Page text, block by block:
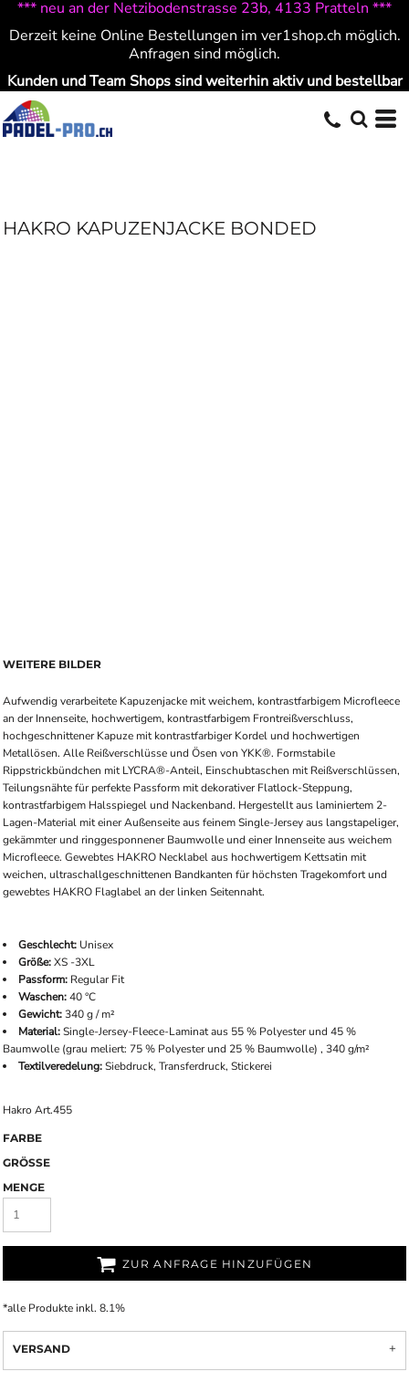
*** neu an der Netzibodenstrasse 23b, 4133 Pratteln ***
Derzeit keine Online Bestellungen im ver1shop.ch möglich.
Anfragen sind möglich.
Kunden und Team Shops sind weiterhin aktiv und bestellbar
HAKRO KAPUZENJACKE BONDED
WEITERE BILDER
Aufwendig verarbeitete Kapuzenjacke mit weichem, kontrastfarbigem Microfleece
an der Innenseite, hochwertigem, kontrastfarbigem Frontreißverschluss,
hochgeschnittener Kapuze mit kontrastfarbiger Kordel und hochwertigen
Metallösen. Alle Reißverschlüsse und Ösen von YKK®. Formstabile
Rippstrickbündchen mit LYCRA®-Anteil, Einschubtaschen mit Reißverschlüssen,
Teilungsnähte für perfekte Passform mit dekorativer Flatlock-Steppung,
kontrastfarbigem Halsspiegel und Nackenband. Hergestellt aus laminiertem 2-
Lagen-Material mit einer Außenseite aus feinem Single-Jersey aus langstapeliger,
gekämmter und ringgesponnener Baumwolle und einer Innenseite aus weichem
Microfleece. Gewebtes HAKRO Necklabel aus hochwertigem Kettsatin mit
weichen, ultraschallgeschnittenen Bandkanten für höchsten Tragekomfort und
gewebtes HAKRO Flaglabel an der linken Seitennaht.
Geschlecht: Unisex
Größe:XS -3XL
Passform: Regular Fit
Waschen:40 °C
Gewicht:340 g / m²
Material:Single-Jersey-Fleece-Laminat aus 55 % Polyester und 45 %
Baumwolle (grau meliert: 75 % Polyester und 25 % Baumwolle) , 340 g/m²
Textilveredelung:Siebdruck, Transferdruck, Stickerei
Hakro Art.455
FARBE
GRÖSSE
MENGE
ZUR ANFRAGE HINZUFÜGEN
*alle Produkte inkl. 8.1%
VERSAND